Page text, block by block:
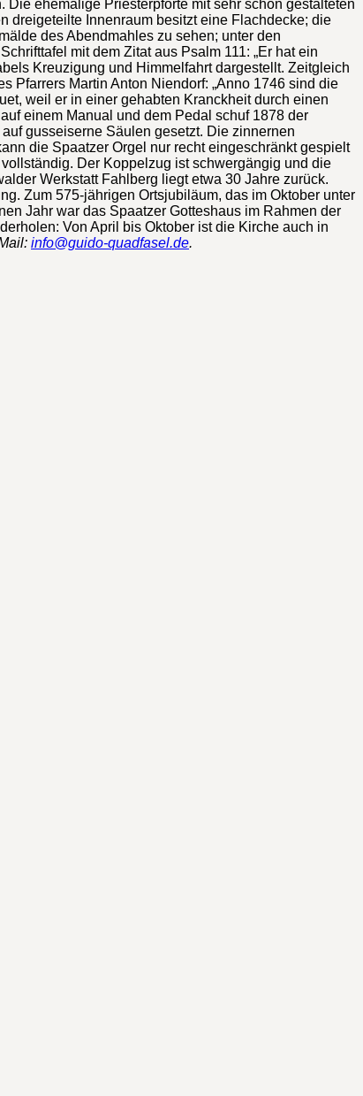
ehemalige Priesterpforte mit sehr schön gestalteten
dreigeteilte Innenraum besitzt eine Flachdecke; die
des Abendmahles zu sehen; unter den
mit dem Zitat aus Psalm 111: „Er hat ein
Kreuzigung und Himmelfahrt dargestellt. Zeitgleich
Pfarrers Martin Anton Niendorf: „Anno 1746 sind die
weil er in einer gehabten Kranckheit durch einen
einem Manual und dem Pedal schuf 1878 der
gusseiserne Säulen gesetzt. Die zinnernen
die Spaatzer Orgel nur recht eingeschränkt gespielt
Der Koppelzug ist schwergängig und die
Werkstatt Fahlberg liegt etwa 30 Jahre zurück.
Zum 575-jährigen Ortsjubiläum, das im Oktober unter
Jahr war das Spaatzer Gotteshaus im Rahmen der
Von April bis Oktober ist die Kirche auch in
info@guido-quadfasel.de.